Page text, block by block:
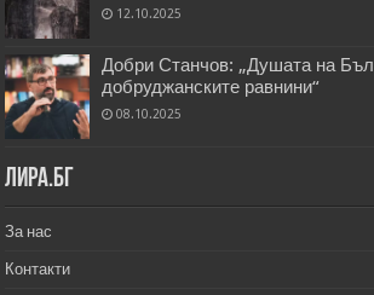
12.10.2025
Добри Станчов: „Душата на
добруджанските равнини“
08.10.2025
Лира.бг
За нас
Контакти